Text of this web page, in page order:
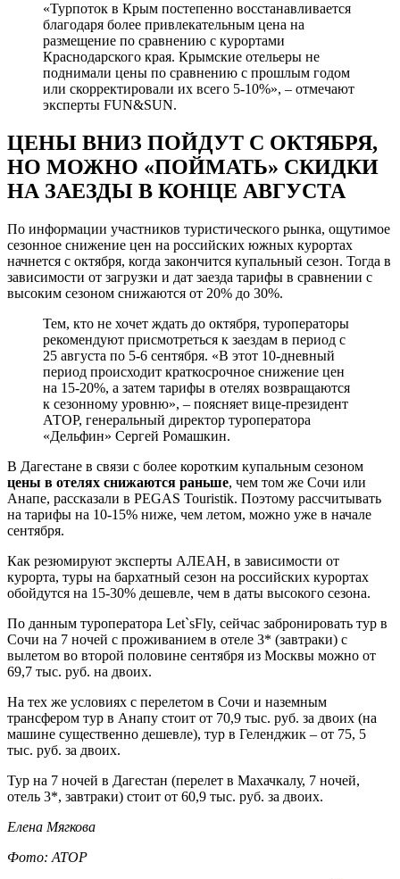
«Турпоток в Крым постепенно восстанавливается
благодаря более привлекательным цена на
размещение по сравнению с курортами
Краснодарского края. Крымские отельеры не
поднимали цены по сравнению с прошлым годом
или скорректировали их всего 5-10%», – отмечают
эксперты FUN&SUN.
ЦЕНЫ ВНИЗ ПОЙДУТ С ОКТЯБРЯ,
НО МОЖНО «ПОЙМАТЬ» СКИДКИ
НА ЗАЕЗДЫ В КОНЦЕ АВГУСТА
По информации участников туристического рынка, ощутимое
сезонное снижение цен на российских южных курортах
начнется с октября, когда закончится купальный сезон. Тогда в
зависимости от загрузки и дат заезда тарифы в сравнении с
высоким сезоном снижаются от 20% до 30%.
Тем, кто не хочет ждать до октября, туроператоры
рекомендуют присмотреться к заездам в период с
25 августа по 5-6 сентября. «В этот 10-дневный
период происходит краткосрочное снижение цен
на 15-20%, а затем тарифы в отелях возвращаются
к сезонному уровню», – поясняет вице-президент
АТОР, генеральный директор туроператора
«Дельфин» Сергей Ромашкин.
В Дагестане в связи с более коротким купальным сезоном
цены в отелях снижаются раньше, чем том же Сочи или
Анапе, рассказали в PEGAS Touristik. Поэтому рассчитывать
на тарифы на 10-15% ниже, чем летом, можно уже в начале
сентября.
Как резюмируют эксперты АЛЕАН, в зависимости от
курорта, туры на бархатный сезон на российских курортах
обойдутся на 15-30% дешевле, чем в даты высокого сезона.
По данным туроператора Let`sFly, сейчас забронировать тур в
Сочи на 7 ночей с проживанием в отеле 3* (завтраки) с
вылетом во второй половине сентября из Москвы можно от
69,7 тыс. руб. на двоих.
На тех же условиях с перелетом в Сочи и наземным
трансфером тур в Анапу стоит от 70,9 тыс. руб. за двоих (на
машине существенно дешевле), тур в Геленджик – от 75, 5
тыс. руб. за двоих.
Тур на 7 ночей в Дагестан (перелет в Махачкалу, 7 ночей,
отель 3*, завтраки) стоит от 60,9 тыс. руб. за двоих.
Елена Мягкова
Фото: АТОР